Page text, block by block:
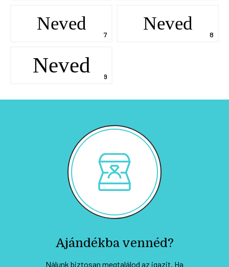
Neved Neved
Neved
Ajándékba vennéd?
Nálunk biztosan megtalálod az igazit. Ha